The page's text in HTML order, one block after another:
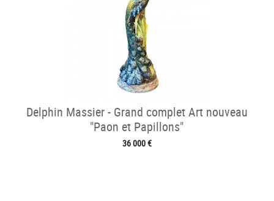
Delphin Massier - Grand complet Art nouveau
"Paon et Papillons"
36 000 €